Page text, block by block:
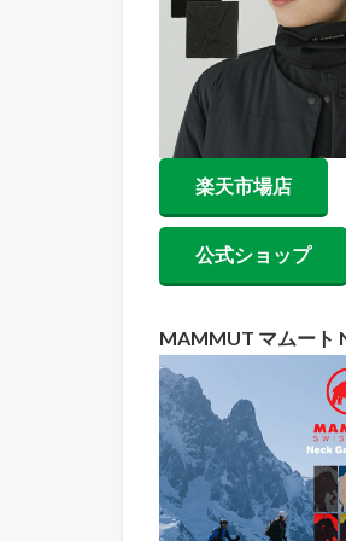
要？
メリ
ット
お
す
す
フ
ラ
イ
ト
キ
ャ
ッ
プ
楽天市場店
公式ショップ
MAMMUT マムート